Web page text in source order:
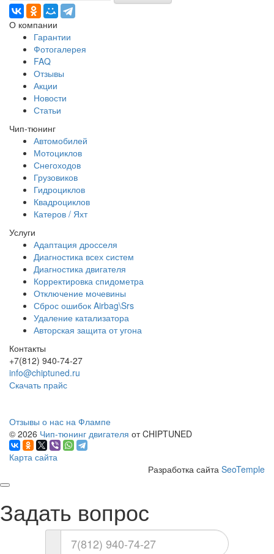
О компании
Гарантии
Фотогалерея
FAQ
Отзывы
Акции
Новости
Статьи
Чип-тюнинг
Автомобилей
Мотоциклов
Снегоходов
Грузовиков
Гидроциклов
Квадроциклов
Катеров / Яхт
Услуги
Адаптация дросселя
Диагностика всех систем
Диагностика двигателя
Корректировка спидометра
Отключение мочевины
Сброс ошибок Airbag\Srs
Удаление катализатора
Авторская защита от угона
Контакты
+7(812) 940-74-27
info@chiptuned.ru
Скачать прайс
Отзывы о нас на Флампе
© 2026 Чип-тюнинг двигателя от CHIPTUNED
Карта сайта
Разработка сайта SeoTemple
Задать вопрос